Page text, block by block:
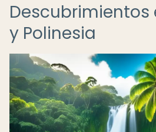
Descubrimientos
y Polinesia